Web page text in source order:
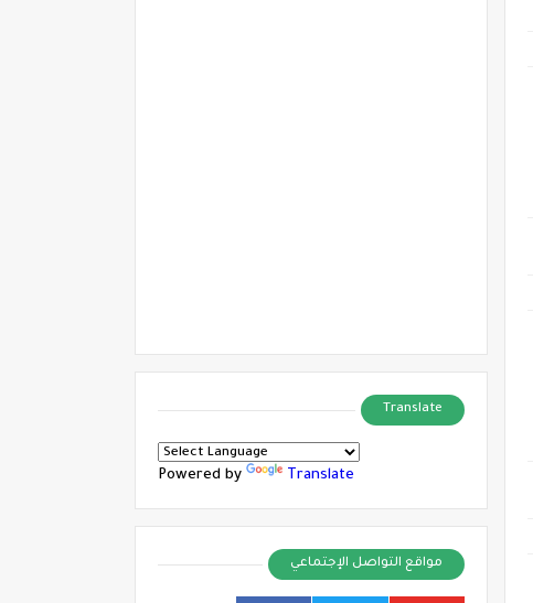
Translate
Powered by Translate
مواقع التواصل الإجتماعي